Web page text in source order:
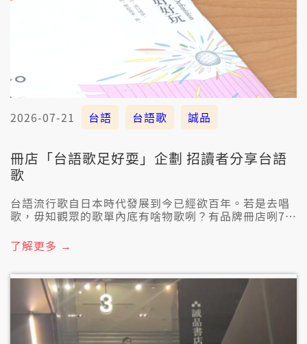
2026-07-21 台語 台語歌 誠品
冊店「台語歌足好耍」企劃 招讀者分享台語
歌
台語流行歌自日本時代發展到今已經欲百年。若是去唱
歌，毋知觀眾的歌單內底有啥物歌咧？有品牌冊店咧7月
讀者分享台語歌，當中也觀察著台語歌定連結著家庭的
生活記憶，也有真濟聽無台語的現象。有長期關注台語
聽，對台語產生興趣、進一步去了解，感受就會愈豐
富。
了解更多 →